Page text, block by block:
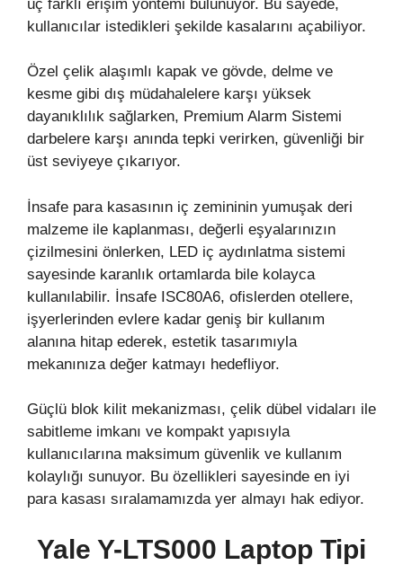
üç farklı erişim yöntemi bulunuyor. Bu sayede,
kullanıcılar istedikleri şekilde kasalarını açabiliyor.
Özel çelik alaşımlı kapak ve gövde, delme ve
kesme gibi dış müdahalelere karşı yüksek
dayanıklılık sağlarken, Premium Alarm Sistemi
darbelere karşı anında tepki verirken, güvenliği bir
üst seviyeye çıkarıyor.
İnsafe para kasasının iç zemininin yumuşak deri
malzeme ile kaplanması, değerli eşyalarınızın
çizilmesini önlerken, LED iç aydınlatma sistemi
sayesinde karanlık ortamlarda bile kolayca
kullanılabilir. İnsafe ISC80A6, ofislerden otellere,
işyerlerinden evlere kadar geniş bir kullanım
alanına hitap ederek, estetik tasarımıyla
mekanınıza değer katmayı hedefliyor.
Güçlü blok kilit mekanizması, çelik dübel vidaları ile
sabitleme imkanı ve kompakt yapısıyla
kullanıcılarına maksimum güvenlik ve kullanım
kolaylığı sunuyor. Bu özellikleri sayesinde en iyi
para kasası sıralamamızda yer almayı hak ediyor.
Yale Y-LTS000 Laptop Tipi